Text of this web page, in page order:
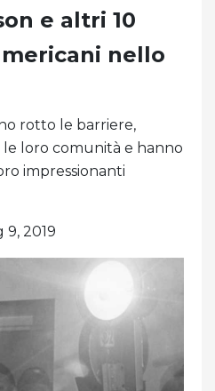
e altri 10
nello
rotto le barriere,
loro comunità e hanno
impressionanti
9, 2019